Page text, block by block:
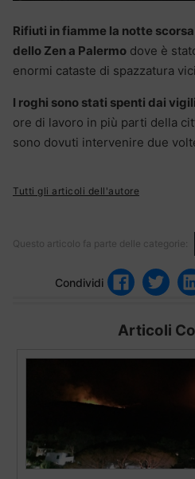
Rifiuti in fiamme la notte
dello Zen a Palermo dove è
enormi cataste di spazzatura
I roghi sono stati spenti dai
ore di lavoro in più parti della
sono dovuti intervenire due
Tutti gli articoli dell'autore
Questo articolo fa parte delle categorie:
Condividi
Articoli